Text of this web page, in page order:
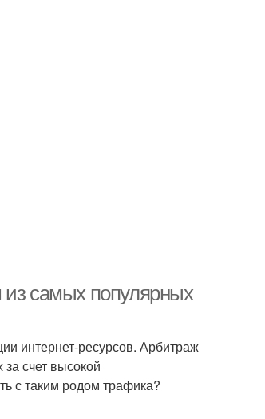
самых популярных
интернет-ресурсов. Арбитраж
счет высокой
с таким родом трафика?